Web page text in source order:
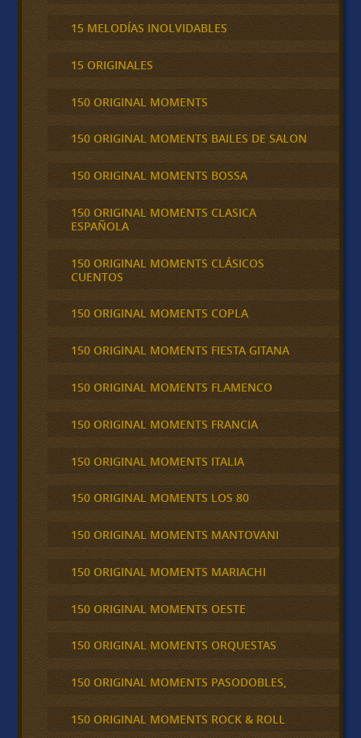
15 MELODÍAS INOLVIDABLES
15 ORIGINALES
150 ORIGINAL MOMENTS
150 ORIGINAL MOMENTS BAILES DE SALON
150 ORIGINAL MOMENTS BOSSA
150 ORIGINAL MOMENTS CLASICA
ESPAÑOLA
150 ORIGINAL MOMENTS CLÁSICOS
CUENTOS
150 ORIGINAL MOMENTS COPLA
150 ORIGINAL MOMENTS FIESTA GITANA
150 ORIGINAL MOMENTS FLAMENCO
150 ORIGINAL MOMENTS FRANCIA
150 ORIGINAL MOMENTS ITALIA
150 ORIGINAL MOMENTS LOS 80
150 ORIGINAL MOMENTS MANTOVANI
150 ORIGINAL MOMENTS MARIACHI
150 ORIGINAL MOMENTS OESTE
150 ORIGINAL MOMENTS ORQUESTAS
150 ORIGINAL MOMENTS PASODOBLES,
150 ORIGINAL MOMENTS ROCK & ROLL